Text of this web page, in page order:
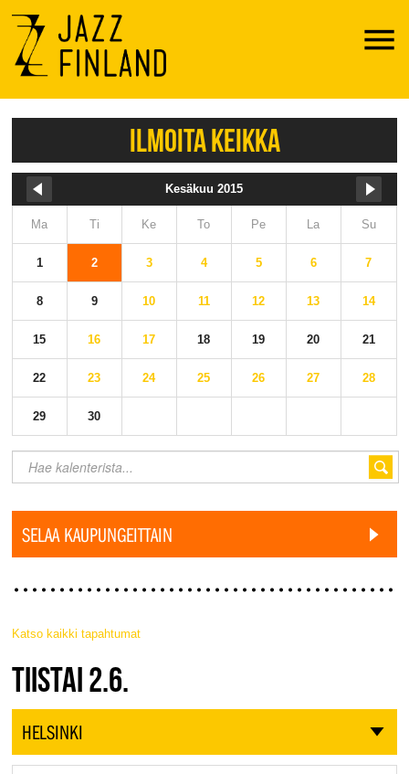
Menu
ILMOITA KEIKKA
Kesäkuu 2015
Ma Ti Ke To Pe La Su
1 2 3 4 5 6 7
8 9 10 11 12 13 14
15 16 17 18 19 20 21
22 23 24 25 26 27 28
29 30
SELAA KAUPUNGEITTAIN
Katso kaikki tapahtumat
JAZZ FINLAND LIVE
TIISTAI 2.6.
HELSINKI